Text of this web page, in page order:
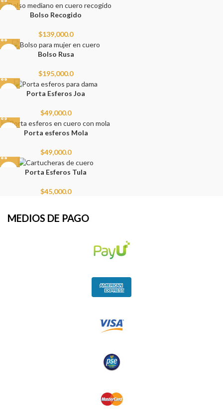
Bolso Recogido
$139,000.0
Bolso Rusa
$195,000.0
Porta Esferos Joa
$49,000.0
Porta esferos Mola
$49,000.0
Porta Esferos Tula
$45,000.0
MEDIOS DE PAGO